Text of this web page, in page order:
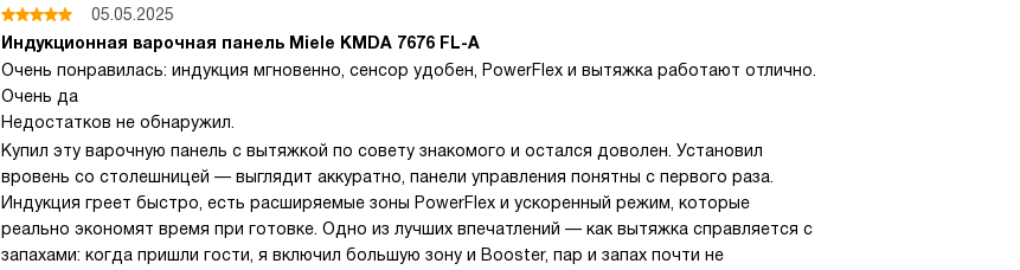
05.05.2025
Индукционная варочная панель Miele KMDA 7676 FL-A
Очень понравилась: индукция мгновенно, сенсор удобен, PowerFlex и вытяжка работают отлично.
Очень да
Недостатков не обнаружил.
Купил эту варочную панель с вытяжкой по совету знакомого и остался доволен. Установил
вровень со столешницей — выглядит аккуратно, панели управления понятны с первого раза.
Индукция греет быстро, есть расширяемые зоны PowerFlex и ускоренный режим, которые
реально экономят время при готовке. Одно из лучших впечатлений — как вытяжка справляется с
запахами: когда пришли гости, я включил большую зону и Booster, пар и запах почти не